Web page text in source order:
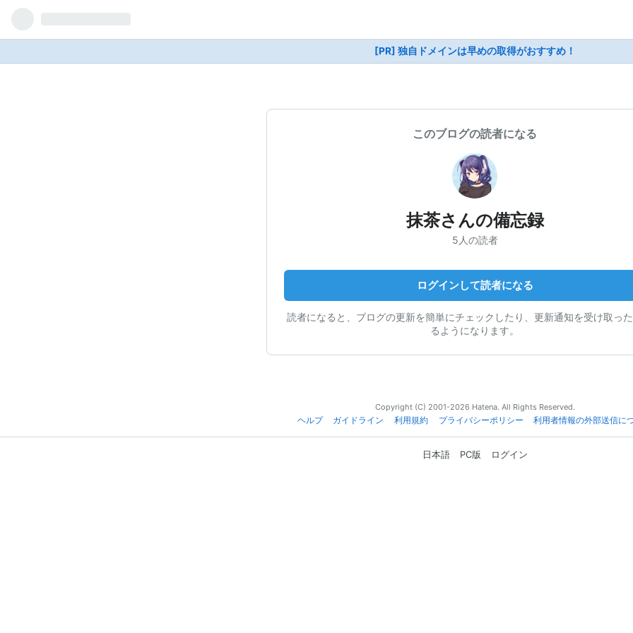
[PR] 独自ドメインは早めの取得がおすすめ！
このブログの読者になる
抹茶さんの備忘録
5人の読者
ログインして読者になる
読者になると、ブログの更新を簡単にチェックしたり、更新通知を受け取っ
るようになります。
Copyright (C) 2001-2026 Hatena. All Rights Reserved.
ヘルプ
ガイドライン 利用規約 プライバシーポリシー 利用者情報の外部送信に
日本語 PC版 ログイン